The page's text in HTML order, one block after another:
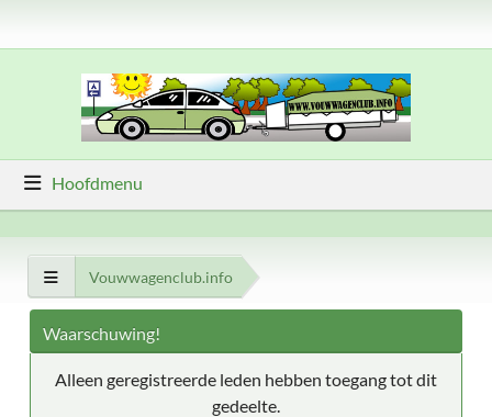
Hoofdmenu
Vouwwagenclub.info
Waarschuwing!
Alleen geregistreerde leden hebben toegang tot dit
gedeelte.